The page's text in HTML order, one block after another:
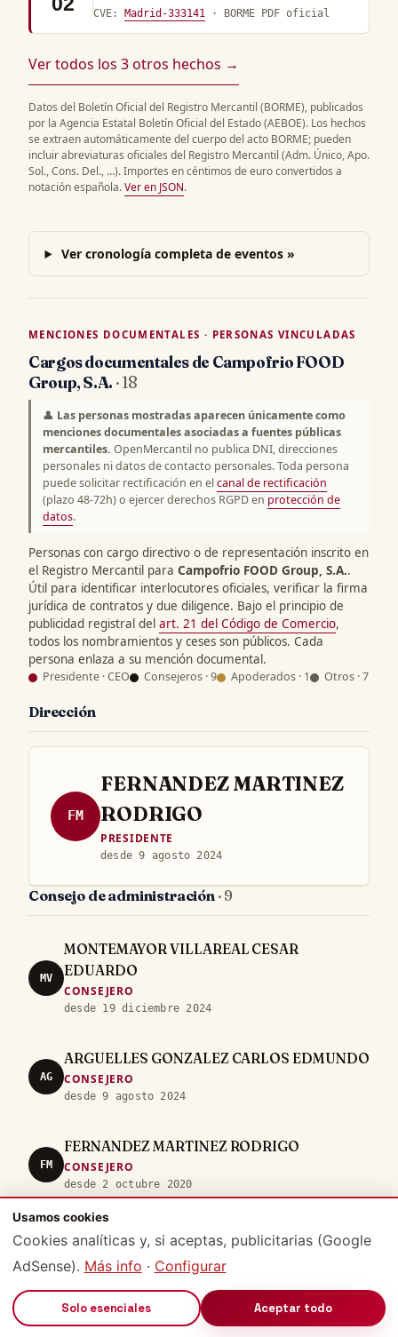
CVE:Madrid-333141 · BORME PDF oficial
Ver todos los 3 otros hechos →
Datos del Boletín Oficial del Registro Mercantil (BORME), publicados
por la Agencia Estatal Boletín Oficial del Estado (AEBOE). Los hechos
se extraen automáticamente del cuerpo del acto BORME; pueden
incluir abreviaturas oficiales del Registro Mercantil (Adm. Único, Apo.
Sol., Cons. Del., …). Importes en céntimos de euro convertidos a
notación española.Ver en JSON.
Ver cronología completa de eventos »
MENCIONES DOCUMENTALES · PERSONAS VINCULADAS
Cargos documentales de Campofrio FOOD
Group, S.A. · 18
👤 Las personas mostradas aparecen únicamente como
menciones documentales asociadas a fuentes públicas
mercantiles. OpenMercantil no publica DNI, direcciones
personales ni datos de contacto personales. Toda persona
puede solicitar rectificación en elcanal de rectificación
(plazo 48-72h) o ejercer derechos RGPD en protección de
datos.
Personas con cargo directivo o de representación inscrito en
el Registro Mercantil para Campofrio FOOD Group, S.A..
Útil para identificar interlocutores oficiales, verificar la firma
jurídica de contratos y due diligence. Bajo el principio de
publicidad registral del art. 21 del Código de Comercio,
todos los nombramientos y ceses son públicos. Cada
persona enlaza a su mención documental.
Presidente · CEO Consejeros · 9 Apoderados · 1 Otros · 7
Dirección
FM
FERNANDEZ MARTINEZ
RODRIGO
PRESIDENTE
desde 9 agosto 2024
Consejo de administración · 9
MV
MONTEMAYOR VILLAREAL CESAR
EDUARDO
CONSEJERO
desde 19 diciembre 2024
AG
ARGUELLES GONZALEZ CARLOS EDMUNDO
CONSEJERO
desde 9 agosto 2024
FM
FERNANDEZ MARTINEZ RODRIGO
CONSEJERO
desde 2 octubre 2020
DOEHNER COBIAN RICARDO
desde 2 octubre 2020
OLIVARES LOPEZ ROBERTO ROLANDO
Usamos cookies
Cookies analíticas y, si aceptas, publicitarias (Google
AdSense). Más info · Configurar
Solo esenciales Aceptar todo